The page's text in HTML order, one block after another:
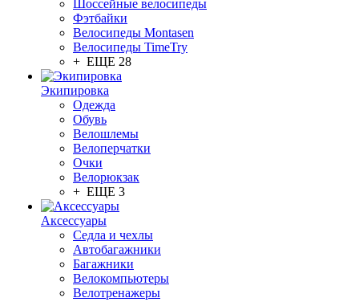
Шоссейные велосипеды
Фэтбайки
Велосипеды Montasen
Велосипеды TimeTry
+ ЕЩЕ 28
Экипировка
Одежда
Обувь
Велошлемы
Велоперчатки
Очки
Велорюкзак
+ ЕЩЕ 3
Аксессуары
Седла и чехлы
Автобагажники
Багажники
Велокомпьютеры
Велотренажеры